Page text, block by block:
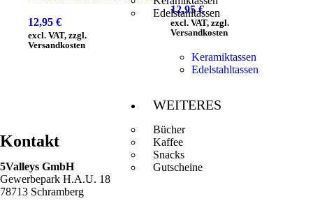
Edelstahltassen
Keramiktassen
Edelstahltassen
WEITERES
Bücher
Kaffee
Snacks
Gutscheine
12,95 €
excl. VAT, zzgl.
Versandkosten
12,95€
excl. VAT, zzgl.
Versandkosten
Kontakt
5Valleys GmbH
Gewerbepark H.A.U. 18
78713 Schramberg